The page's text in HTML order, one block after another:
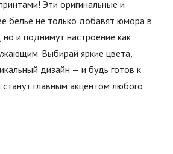
Эти оригинальные и
белье не только добавят юмора в
и поднимут настроение как
Выбирай яркие цвета,
дизайн — и будь готов к
главным акцентом любого